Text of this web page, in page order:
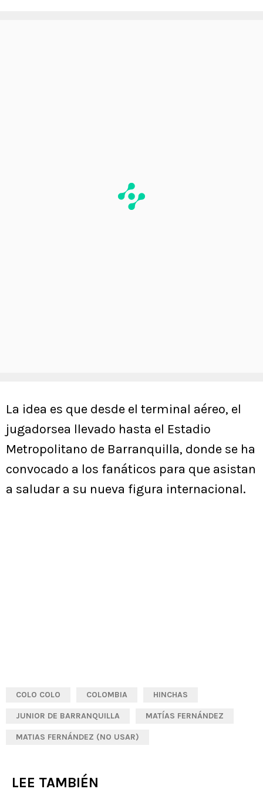
La idea es que desde el terminal aéreo, el
jugadorsea llevado hasta el Estadio
Metropolitano de Barranquilla, donde se ha
convocado a los fanáticos para que asistan
a saludar a su nueva figura internacional.
COLO COLO COLOMBIA HINCHAS
JUNIOR DE BARRANQUILLA MATÍAS FERNÁNDEZ
MATIAS FERNÁNDEZ (NO USAR)
LEE TAMBIÉN